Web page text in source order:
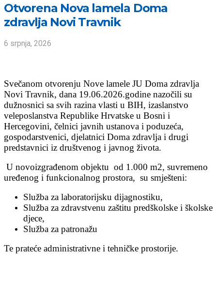
Otvorena Nova lamela Doma
zdravlja Novi Travnik
6 srpnja, 2026
Svečanom otvorenju Nove lamele JU Doma zdravlja
Novi Travnik, dana 19.06.2026.godine nazočili su
dužnosnici sa svih razina vlasti u BIH, izaslanstvo
veleposlanstva Republike Hrvatske u Bosni i
Hercegovini, čelnici javnih ustanova i poduzeća,
gospodarstvenici, djelatnici Doma zdravlja i drugi
predstavnici iz društvenog i javnog života.
U novoizgrađenom objektu od 1.000 m2, suvremeno
uređenog i funkcionalnog prostora, su smješteni:
Služba za laboratorijsku dijagnostiku,
Služba za zdravstvenu zaštitu predškolske i školske
djece,
Služba za patronažu
Te prateće administrativne i tehničke prostorije.